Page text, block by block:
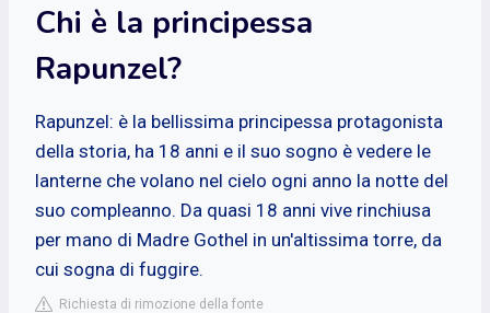
Chi è la principessa
Rapunzel?
Rapunzel: è la bellissima principessa protagonista
della storia, ha 18 anni e il suo sogno è vedere le
lanterne che volano nel cielo ogni anno la notte del
suo compleanno. Da quasi 18 anni vive rinchiusa
per mano di Madre Gothel in un'altissima torre, da
cui sogna di fuggire.
Richiesta di rimozione della fonte